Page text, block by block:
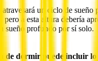
un ciclo de sueño
pero a esta altura debería
sueño profundo por sí solo.
de dormir puede incluir lo